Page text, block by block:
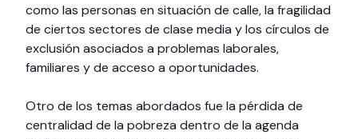
como las personas en situación de calle, la fragilidad
de ciertos sectores de clase media y los círculos de
exclusión asociados a problemas laborales,
familiares y de acceso a oportunidades.
Otro de los temas abordados fue la pérdida de
centralidad de la pobreza dentro de la agenda